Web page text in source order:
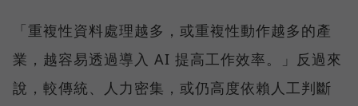
「重複性資料處理越多，或重複性動作越多的產
業，越容易透過導入 AI 提高工作效率。」反過來
說，較傳統、人力密集，或仍高度依賴人工判斷